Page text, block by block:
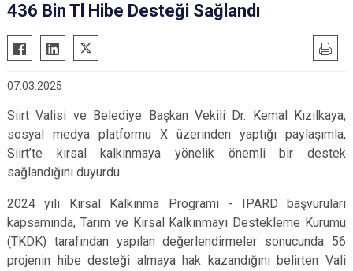
436 Bin Tl Hibe Desteği Sağlandı
07.03.2025
Siirt Valisi ve Belediye Başkan Vekili Dr. Kemal Kızılkaya,
sosyal medya platformu X üzerinden yaptığı paylaşımla,
Siirt’te kırsal kalkınmaya yönelik önemli bir destek
sağlandığını duyurdu.
2024 yılı Kırsal Kalkınma Programı - IPARD başvuruları
kapsamında, Tarım ve Kırsal Kalkınmayı Destekleme Kurumu
(TKDK) tarafından yapılan değerlendirmeler sonucunda 56
projenin hibe desteği almaya hak kazandığını belirten Vali